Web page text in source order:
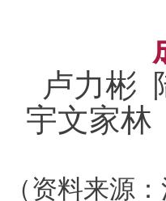
卢力彬
宇文家林
（资料来源